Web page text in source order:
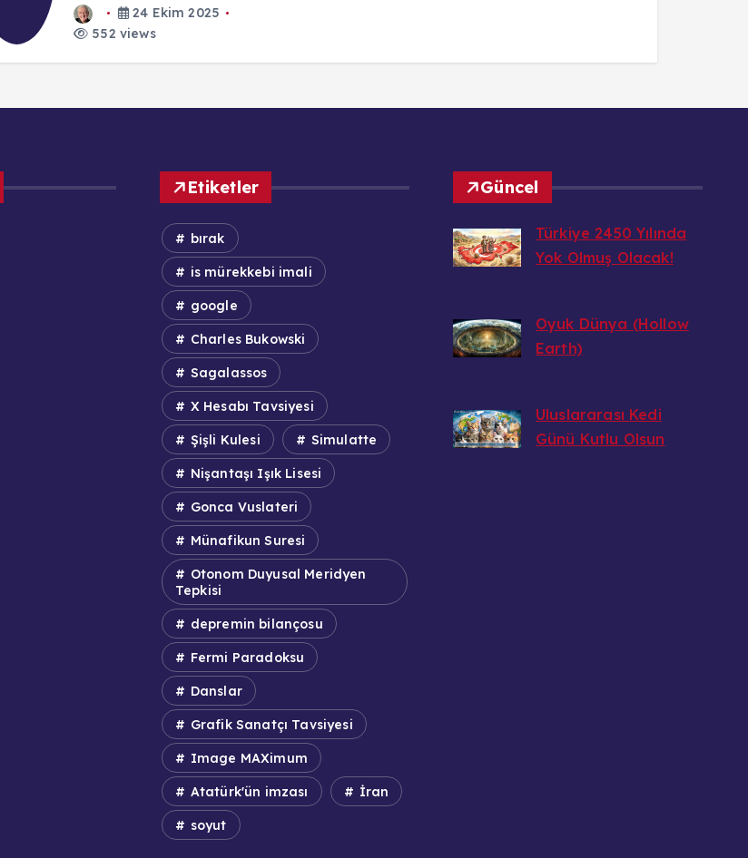
24 Ekim 2025
552 views
Etiketler
bırak
is mürekkebi imali
google
Charles Bukowski
Sagalassos
X Hesabı Tavsiyesi
Şişli Kulesi Simulatte
Nişantaşı Işık Lisesi
Gonca Vuslateri
Münafikun Suresi
Otonom Duyusal Meridyen
Tepkisi
depremin bilançosu
Fermi Paradoksu
Danslar
Grafik Sanatçı Tavsiyesi
Image MAXimum
Atatürk'ün imzası İran
soyut
Güncel
Türkiye 2450 Yılında
Yok Olmuş Olacak!
Oyuk Dünya (Hollow
Earth)
Uluslararası Kedi
Günü Kutlu Olsun